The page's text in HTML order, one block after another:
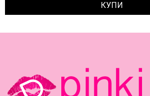
КУПИ